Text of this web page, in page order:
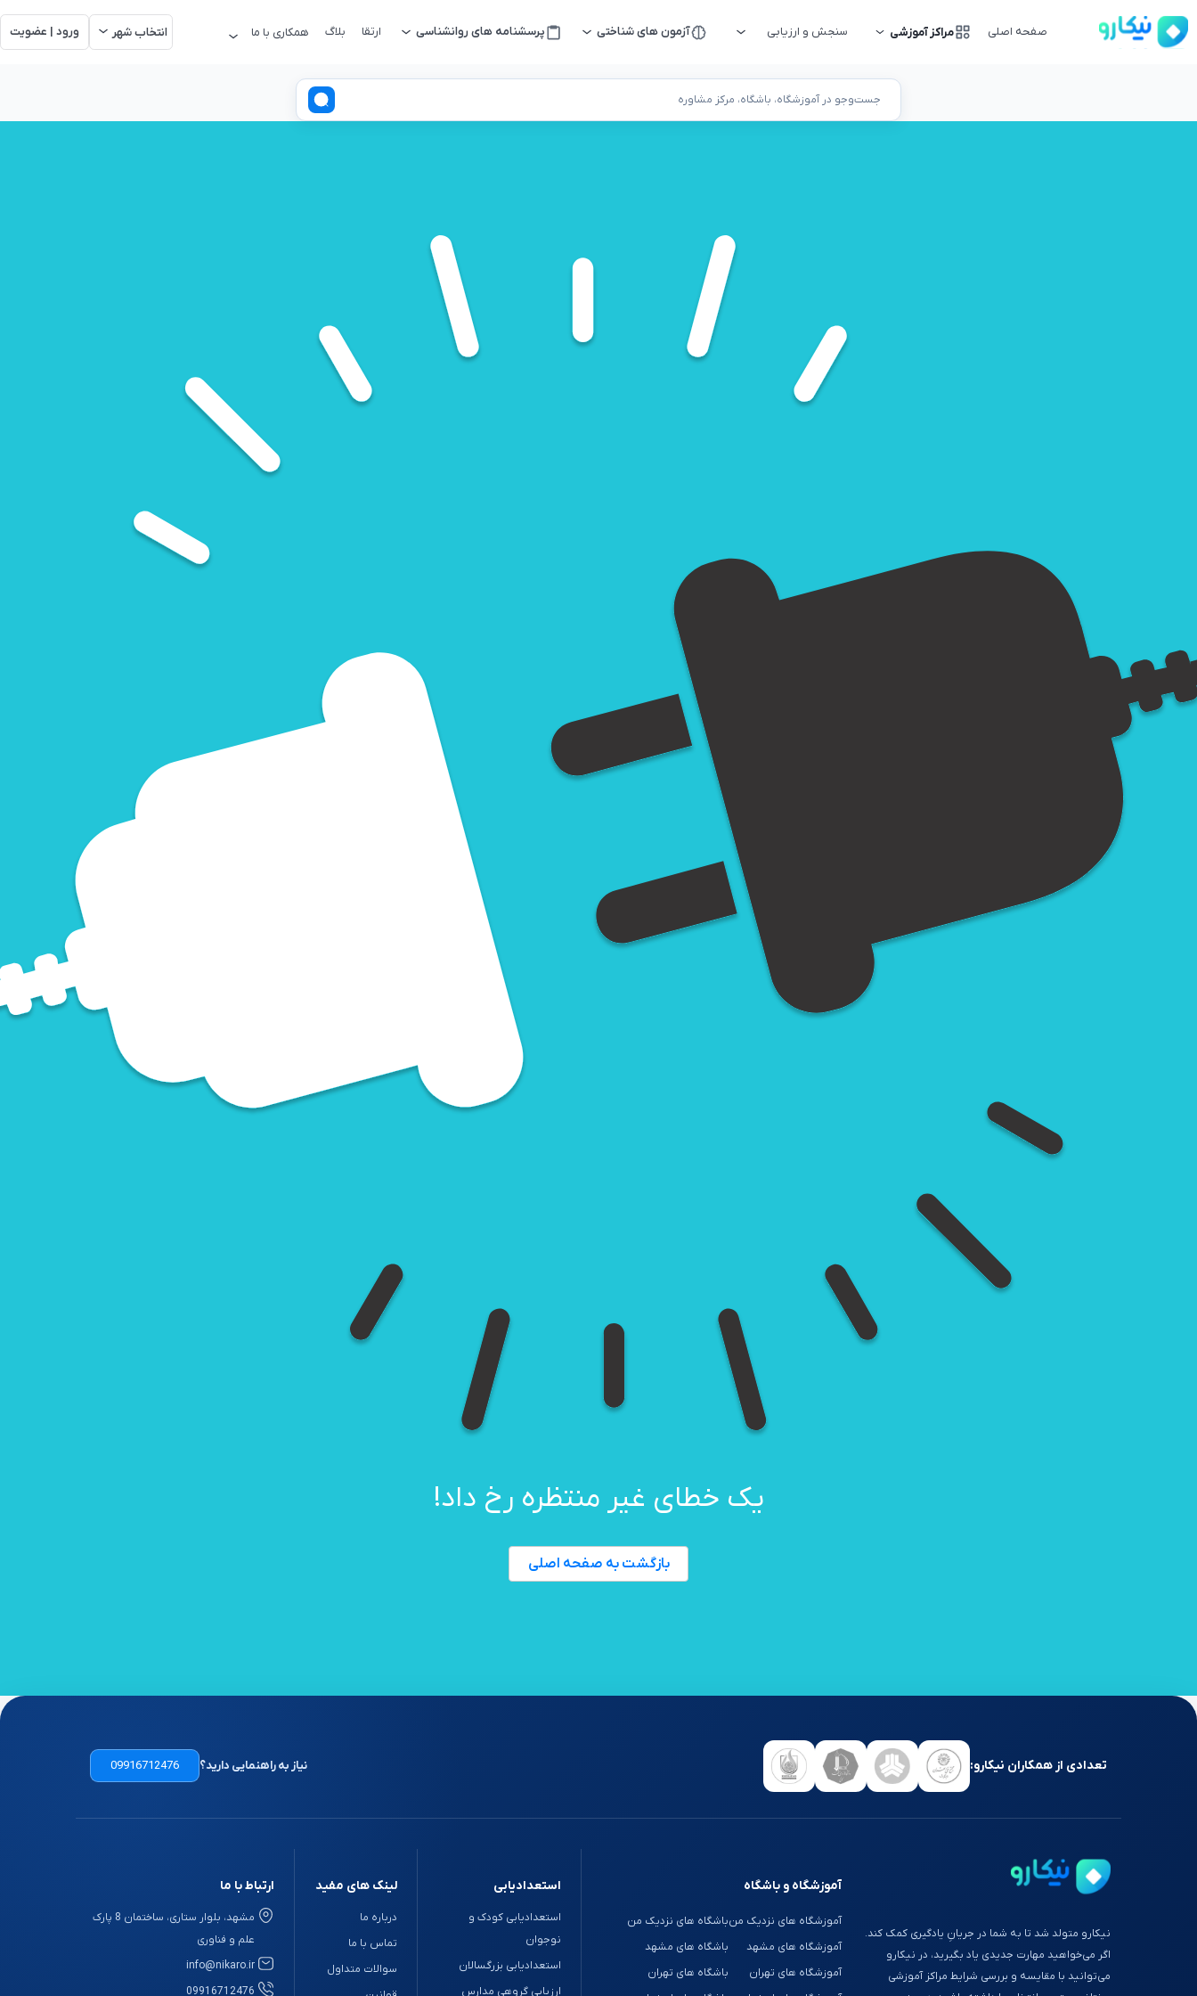
صفحه اصلی مراکز آموزشی سنجش و ارزیابی آزمون های شناختی پرسشنامه های روانشناسی ارتقا بلاگ همکاری با ما انتخاب شهر ورود | عضویت
جست‌وجو در آموزشگاه، باشگاه، مرکز مشاوره
یک خطای غیر منتظره رخ داد!
بازگشت به صفحه اصلی
تعدادی از همکاران نیکارو: نیاز به راهنمایی دارید؟ 09916712476
نیکارو متولد شد تا به شما در جریانِ یادگیری کمک کند.
اگر می‌خواهید مهارت جدیدی یاد بگیرید، در نیکارو
می‌توانید با مقایسه و بررسی شرایط مراکز آموزشی
آموزشگاه و باشگاه
آموزشگاه های نزدیک من
آموزشگاه های مشهد
آموزشگاه های تهران
باشگاه های نزدیک من
باشگاه های مشهد
باشگاه های تهران
استعدادیابی
استعدادیابی کودک و
نوجوان
استعدادیابی بزرگسالان
ارزیابی گروهی مدارس
لینک های مفید
درباره ما
تماس با ما
سوالات متداول
ارتباط با ما
مشهد، بلوار ستاری، ساختمان 8 پارک
علم و فناوری
info@nikaro.ir
09916712476